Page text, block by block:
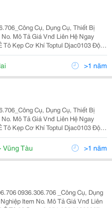
Cụ, Dụng Cụ, Thiết Bị
Có Thể Găn Cố Định Hoặc Di
E Tô Có Thể Quay 360 O Quanh Trụ
>1 năm
Cụ, Dụng Cụ, Thiết Bị
Có Thể Găn Cố Định Hoặc Di
E Tô Có Thể Quay 360 O Quanh Trụ
Vũng Tàu >1 năm
0936.306.706 _Công Cụ, Dụng
Giá Vnđ Liên